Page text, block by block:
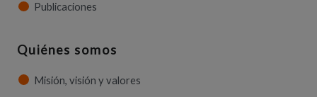
Publicaciones
Quiénes somos
Misión, visión y valores